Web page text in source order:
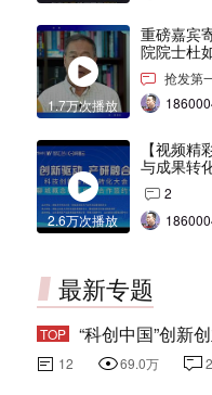
1.7万次播放
重磅嘉宾
院院士杜
交会打抢发第
2.6万次播放
【视频精
与成果转
验证中心
2
最新专题
TOP “科创中国”创新
12 69.0万 2